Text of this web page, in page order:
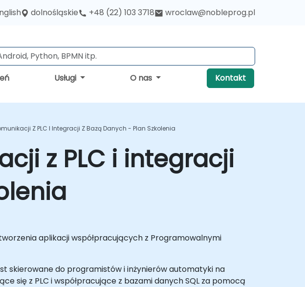
dolnośląskie +48 (22) 103 3718 wroclaw@nobleprog.pl
Usługi O nas Kontakt
Z PLC I Integracji Z Bazą Danych - Plan Szkolenia
z PLC i integracji
aplikacji współpracujących z Programowalnymi
skierowane do programistów i inżynierów automatyki na
się z PLC i współpracujące z bazami danych SQL za pomocą